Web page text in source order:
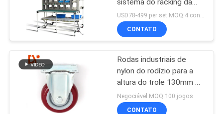
Acessórios para
tubos de alumínio
sistema do racking da
tubulação da tubulação
para a oficina logística
USD78-499 per set MOQ:4 conjuntos
CONTATO
Rodas industriais de
nylon do rodízio para a
altura do trole 130mm do
carro do impulso para
produtos moventes
Negociável MOQ:100 jogos
CONTATO